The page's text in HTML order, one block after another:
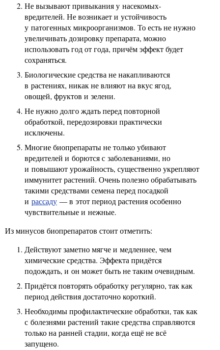
Не вызывают привыкания у насекомых-
вредителей. Не возникает и устойчивость
у патогенных микроорганизмов. То есть не нужно
увеличивать дозировку препарата, можно
использовать год от года, причём эффект будет
сохраняться.
Биологические средства не накапливаются
в растениях, никак не влияют на вкус ягод,
овощей, фруктов и зелени.
Не нужно долго ждать перед повторной
обработкой, передозировки практически
исключены.
Многие биопрепараты не только убивают
вредителей и борются с заболеваниями, но
и повышают урожайность, существенно укрепляют
иммунитет растений. Очень полезно обрабатывать
такими средствами семена перед посадкой
и рассаду — в этот период растения особенно
чувствительные и нежные.
Из минусов биопрепаратов стоит отметить:
Действуют заметно мягче и медленнее, чем
химические средства. Эффекта придётся
подождать, и он может быть не таким очевидным.
Придётся повторять обработку регулярно, так как
период действия достаточно короткий.
Необходимы профилактические обработки, так как
с болезнями растений такие средства справляются
только на ранней стадии, когда ещё не всё
запущено.